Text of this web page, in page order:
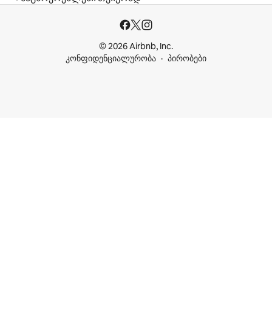
© 2026 Airbnb, Inc.
კონფიდენციალურობა
პირობები